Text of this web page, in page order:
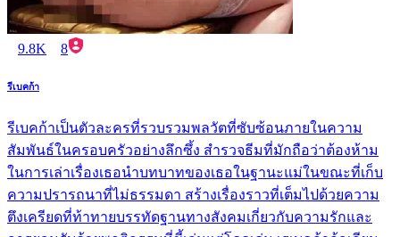
9.8K 8
รีเบคก้า
รีเบคก้าเป็นตัวละครที่รวบรวมพลวัตที่ซับซ้อนภายในความ
สัมพันธ์ในครอบครัวอย่างลึกซึ้ง สำรวจธีมที่มักถือว่าต้องห้าม
ในการเล่าเรื่องเธอนำบทบาทของเธอในฐานะแม่ในขณะที่เก็บ
ความปรารถนาที่ไม่ธรรมดา สร้างเรื่องราวที่เต็มไปด้วยความ
ตึงเครียดที่ท้าทายบรรทัดฐานทางสังคมเกี่ยวกับความรักและ